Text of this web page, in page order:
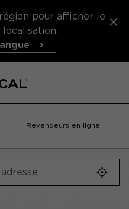
pour afficher le
Revendeurs en ligne
Me